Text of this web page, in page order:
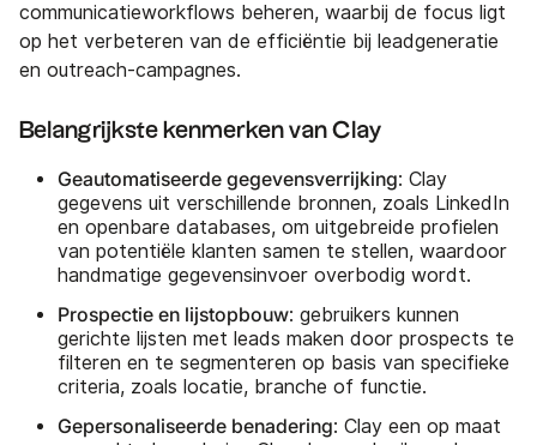
communicatieworkflows beheren, waarbij de focus ligt
op het verbeteren van de efficiëntie bij leadgeneratie
en outreach-campagnes.
Belangrijkste kenmerken van Clay
Geautomatiseerde gegevensverrijking: Clay
gegevens uit verschillende bronnen, zoals LinkedIn
en openbare databases, om uitgebreide profielen
van potentiële klanten samen te stellen, waardoor
handmatige gegevensinvoer overbodig wordt.
Prospectie en lijstopbouw: gebruikers kunnen
gerichte lijsten met leads maken door prospects te
filteren en te segmenteren op basis van specifieke
criteria, zoals locatie, branche of functie.
Gepersonaliseerde benadering: Clay een op maat